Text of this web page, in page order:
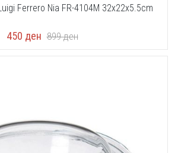
Ferrero Nia FR-4104M 32x22x5.5cm
450 ден 899ден